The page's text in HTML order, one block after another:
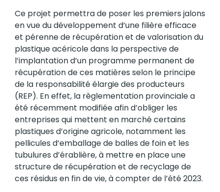
Ce projet permettra de poser les premiers jalons
en vue du développement d’une filière efficace
et pérenne de récupération et de valorisation du
plastique acéricole dans la perspective de
l’implantation d’un programme permanent de
récupération de ces matières selon le principe
de la responsabilité élargie des producteurs
(REP). En effet, la règlementation provinciale a
été récemment modifiée afin d’obliger les
entreprises qui mettent en marché certains
plastiques d’origine agricole, notamment les
pellicules d’emballage de balles de foin et les
tubulures d’érablière, à mettre en place une
structure de récupération et de recyclage de
ces résidus en fin de vie, à compter de l’été 2023.